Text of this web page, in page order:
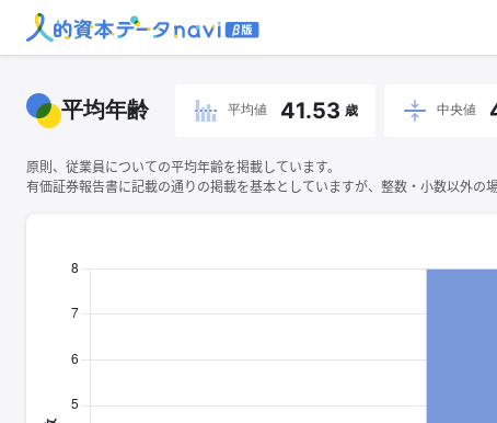
平均年齢 平均値 41.53 歳 中央値
原則、従業員についての平均年齢を掲載しています。
有価証券報告書に記載の通りの掲載を基本としていますが、整数・小数以外の